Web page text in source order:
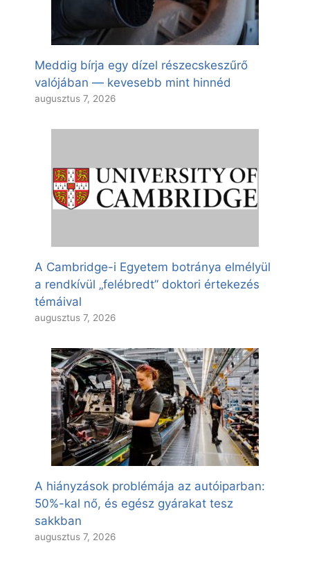
Meddig bírja egy dízel részecskeszűrő
valójában — kevesebb mint hinnéd
augusztus 7, 2026
A Cambridge-i Egyetem botránya elmélyül
a rendkívül „felébredt” doktori értekezés
témáival
augusztus 7, 2026
A hiányzások problémája az autóiparban:
50%-kal nő, és egész gyárakat tesz
sakkban
augusztus 7, 2026